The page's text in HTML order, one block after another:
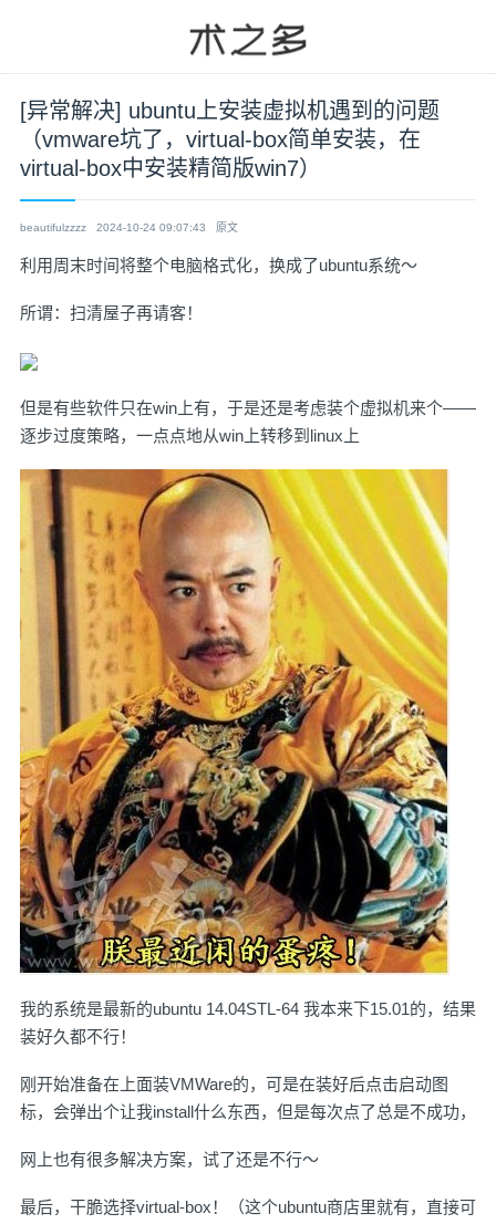
[异常解决] ubuntu上安装虚拟机遇到的问题
（vmware坑了，virtual-box简单安装，在
virtual-box中安装精简版win7）
beautifulzzzz 2024-10-24 09:07:43 原文
利用周末时间将整个电脑格式化，换成了ubuntu系统～
所谓：扫清屋子再请客！
但是有些软件只在win上有，于是还是考虑装个虚拟机来个——
逐步过度策略，一点点地从win上转移到linux上
我的系统是最新的ubuntu 14.04STL-64 我本来下15.01的，结果
装好久都不行！
刚开始准备在上面装VMWare的，可是在装好后点击启动图
标，会弹出个让我install什么东西，但是每次点了总是不成功，
网上也有很多解决方案，试了还是不行～
最后，干脆选择virtual-box！（这个ubuntu商店里就有，直接可